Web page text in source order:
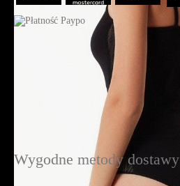
Wygodne metody dostawy